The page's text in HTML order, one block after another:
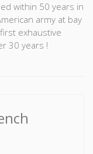
within 50 years in
army at bay
exhaustive
30 years !